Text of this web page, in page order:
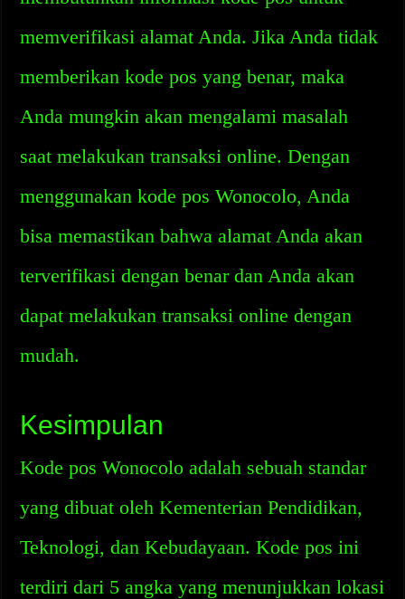
memverifikasi alamat Anda. Jika Anda tidak
memberikan kode pos yang benar, maka
Anda mungkin akan mengalami masalah
saat melakukan transaksi online. Dengan
menggunakan kode pos Wonocolo, Anda
bisa memastikan bahwa alamat Anda akan
terverifikasi dengan benar dan Anda akan
dapat melakukan transaksi online dengan
mudah.
Kesimpulan
Kode pos Wonocolo adalah sebuah standar
yang dibuat oleh Kementerian Pendidikan,
Teknologi, dan Kebudayaan. Kode pos ini
terdiri dari 5 angka yang menunjukkan lokasi